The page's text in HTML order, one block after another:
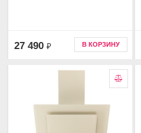
27 490 ₽ В КОРЗИНУ